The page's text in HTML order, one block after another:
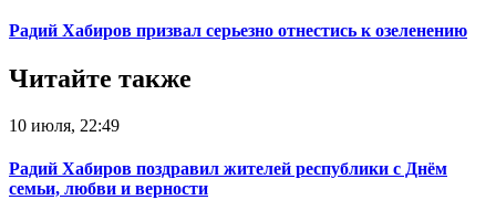
Радий Хабиров призвал серьезно отнестись к озеленению
Читайте также
10 июля, 22:49
Радий Хабиров поздравил жителей республики с Днём
семьи, любви и верности